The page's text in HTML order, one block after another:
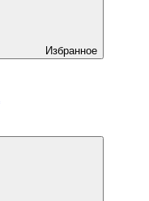
Избранное